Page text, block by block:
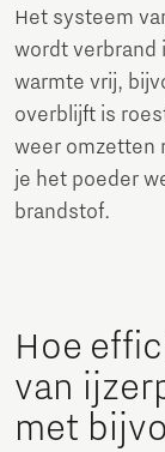
Het systeem
wordt verbrand
warmte vrij,
overblijft is
weer omzetten
je het poeder
brandstof.
Hoe
van
met